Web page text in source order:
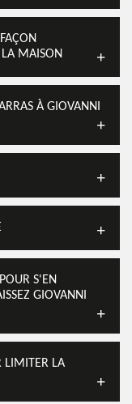
LA MAISON
À GIOVANNI
S'EN
GIOVANNI
LIMITER LA